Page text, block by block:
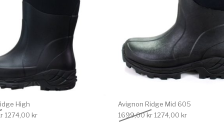
High
Det ursprungliga priset var: 1699,00 kr.
1274,00 krDet nuvarande priset är: 1274,00 kr.
Avignon Ridge Mid 605
1699,00kr Det ursprungliga
1274,00 krDet